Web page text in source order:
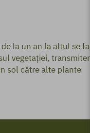
la un an la altul se
vegetației,
sol către alte plante